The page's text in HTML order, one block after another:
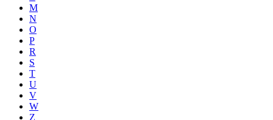
M
N
O
P
R
S
T
U
V
W
Z